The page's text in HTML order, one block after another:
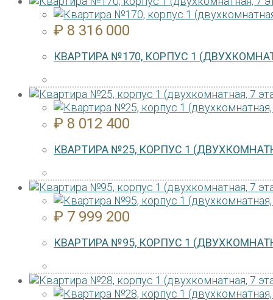
₽ 8 316 000
КВАРТИРА №170, КОРПУС 1
₽ 8 012 400
КВАРТИРА №25, КОРПУС 1
₽ 7 999 200
КВАРТИРА №95, КОРПУС 1